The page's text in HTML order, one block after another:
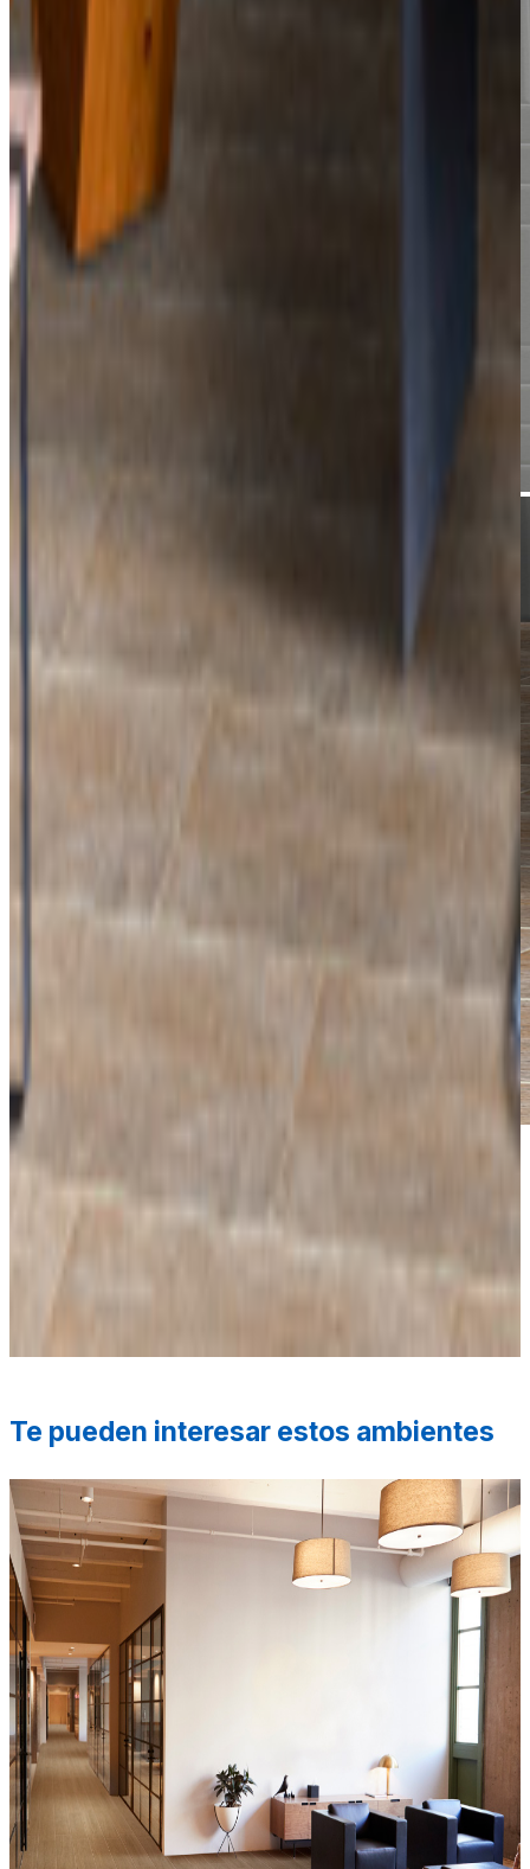
*Las fotografías de productos y ambientes son
ilustrativas, algunos atributos de color y textura pueden
variar de acuerdo a la resolución de tu pantalla y diferir
de la realidad. Los elementos de ambientación no se
Te pueden interesar estos ambientes